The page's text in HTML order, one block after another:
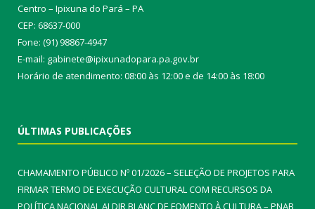
Centro – Ipixuna do Pará – PA
CEP: 68637-000
Fone: (91) 98867-4947
E-mail: gabinete@ipixunadopara.pa.gov.br
Horário de atendimento: 08:00 às 12:00 e de 14:00 às 18:00
ÚLTIMAS PUBLICAÇÕES
CHAMAMENTO PÚBLICO Nº 01/2026 – SELEÇÃO DE PROJETOS PARA
FIRMAR TERMO DE EXECUÇÃO CULTURAL COM RECURSOS DA
POLÍTICA NACIONAL ALDIR BLANC DE FOMENTO À CULTURA – PNAB